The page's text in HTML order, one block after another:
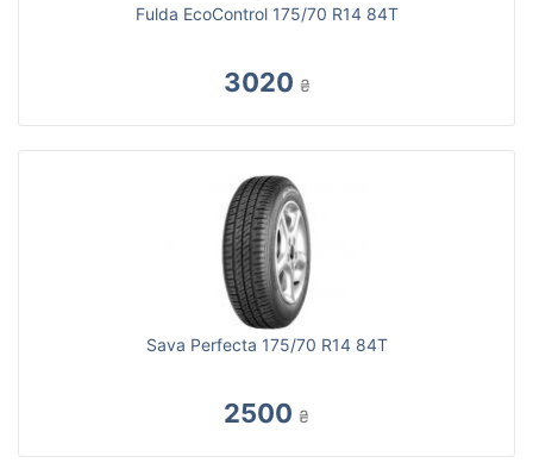
Fulda EcoControl 175/70 R14 84T
3020 ₴
Sava Perfecta 175/70 R14 84T
2500 ₴